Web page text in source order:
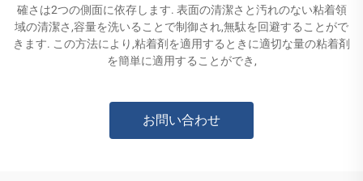
確さは2つの側面に依存します. 表面の清潔さと汚れのない粘着領
域の清潔さ,容量を洗いることで制御され,無駄を回避することがで
きます. この方法により,粘着剤を適用するときに適切な量の粘着剤
を簡単に適用することができ,
お問い合わせ